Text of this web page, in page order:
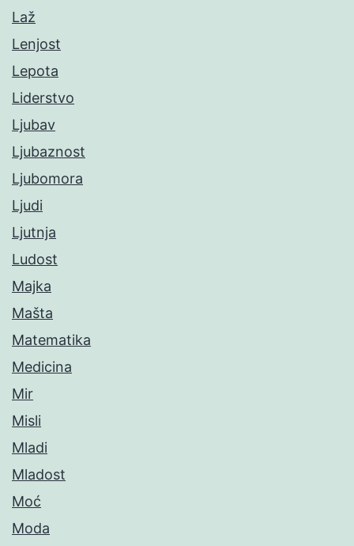
Laž
Lenjost
Lepota
Liderstvo
Ljubav
Ljubaznost
Ljubomora
Ljudi
Ljutnja
Ludost
Majka
Mašta
Matematika
Medicina
Mir
Misli
Mladi
Mladost
Moć
Moda